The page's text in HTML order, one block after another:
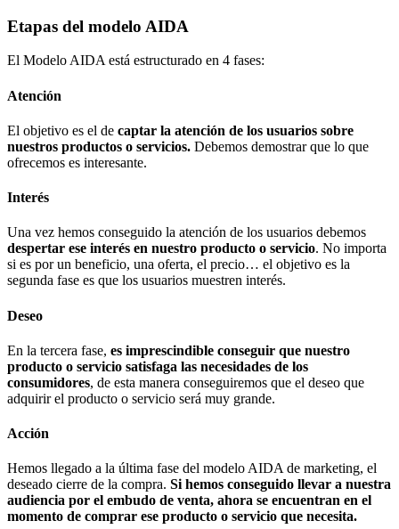
Etapas del modelo AIDA
El Modelo AIDA está estructurado en 4 fases:
Atención
El objetivo es el de captar la atención de los usuarios sobre
nuestros productos o servicios. Debemos demostrar que lo que
ofrecemos es interesante.
Interés
Una vez hemos conseguido la atención de los usuarios debemos
despertar ese interés en nuestro producto o servicio. No importa
si es por un beneficio, una oferta, el precio… el objetivo es la
segunda fase es que los usuarios muestren interés.
Deseo
En la tercera fase, es imprescindible conseguir que nuestro
producto o servicio satisfaga las necesidades de los
consumidores, de esta manera conseguiremos que el deseo que
adquirir el producto o servicio será muy grande.
Acción
Hemos llegado a la última fase del modelo AIDA de marketing, el
deseado cierre de la compra. Si hemos conseguido llevar a nuestra
audiencia por el embudo de venta, ahora se encuentran en el
momento de comprar ese producto o servicio que necesita.